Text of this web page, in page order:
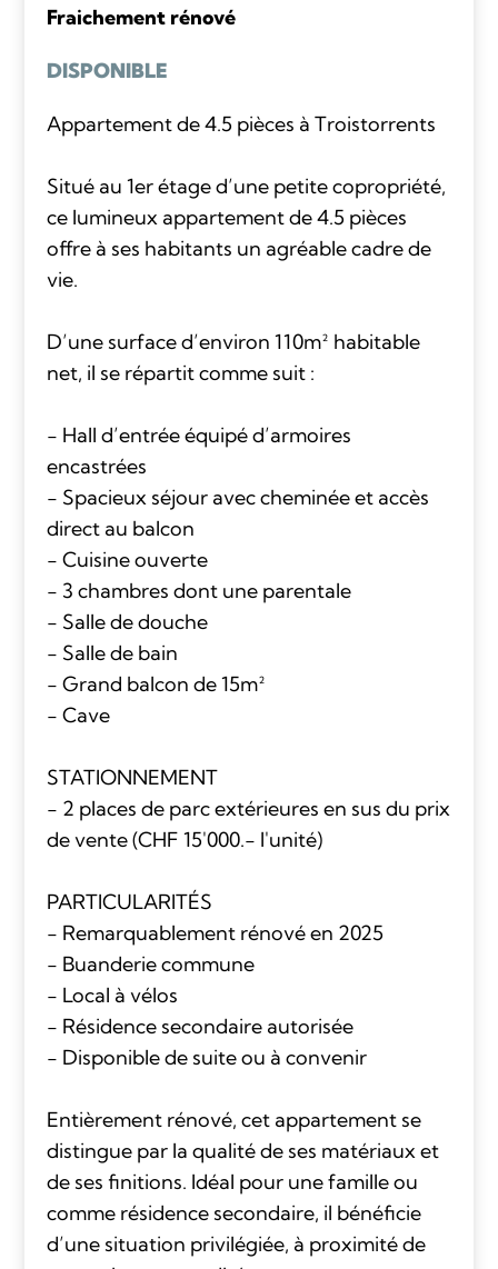
Fraichement rénové
DISPONIBLE
Appartement de 4.5 pièces à Troistorrents
Situé au 1er étage d’une petite copropriété,
ce lumineux appartement de 4.5 pièces
offre à ses habitants un agréable cadre de
vie.
D’une surface d’environ 110m² habitable
net, il se répartit comme suit :
- Hall d’entrée équipé d’armoires
encastrées
- Spacieux séjour avec cheminée et accès
direct au balcon
- Cuisine ouverte
- 3 chambres dont une parentale
- Salle de douche
- Salle de bain
- Grand balcon de 15m²
- Cave
STATIONNEMENT
- 2 places de parc extérieures en sus du prix
de vente (CHF 15'000.- l'unité)
PARTICULARITÉS
- Remarquablement rénové en 2025
- Buanderie commune
- Local à vélos
- Résidence secondaire autorisée
- Disponible de suite ou à convenir
Entièrement rénové, cet appartement se
distingue par la qualité de ses matériaux et
de ses finitions. Idéal pour une famille ou
comme résidence secondaire, il bénéficie
d’une situation privilégiée, à proximité de